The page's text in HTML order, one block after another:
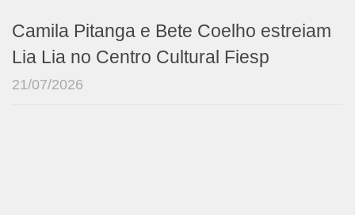
Camila Pitanga e Bete Coelho estreiam
Lia Lia no Centro Cultural Fiesp
21/07/2026